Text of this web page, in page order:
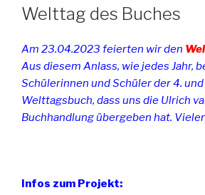
AM
Welttag des Buches
Am 23.04.2023 feierten wir den
Aus diesem Anlass, wie jedes Jahr,
Schülerinnen und Schüler der 4.
Welttagsbuch, dass uns die Ulrich
Buchhandlung übergeben hat.
Infos zum Projekt: